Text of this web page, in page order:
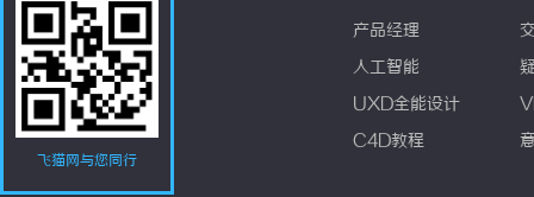
飞猫网与您同行
产品经理
人工智能
UXD全能设计
C4D教程